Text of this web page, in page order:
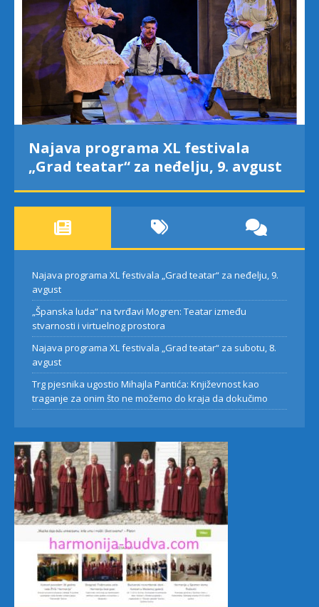
Najava programa XL festivala
„Grad teatar“ za neđelju, 9. avgust
Najava programa XL festivala „Grad teatar“ za neđelju, 9.
avgust
„Španska luda“ na tvrđavi Mogren: Teatar između
stvarnosti i virtuelnog prostora
Najava programa XL festivala „Grad teatar“ za subotu, 8.
avgust
Trg pjesnika ugostio Mihajla Pantića: Književnost kao
traganje za onim što ne možemo do kraja da dokučimo